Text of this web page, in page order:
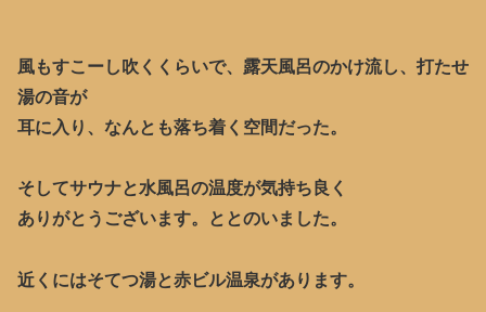
風もすこーし吹くくらいで、露天風呂のかけ流し、打たせ
湯の音が
耳に入り、なんとも落ち着く空間だった。
そしてサウナと水風呂の温度が気持ち良く
ありがとうございます。ととのいました。
近くにはそてつ湯と赤ビル温泉があります。